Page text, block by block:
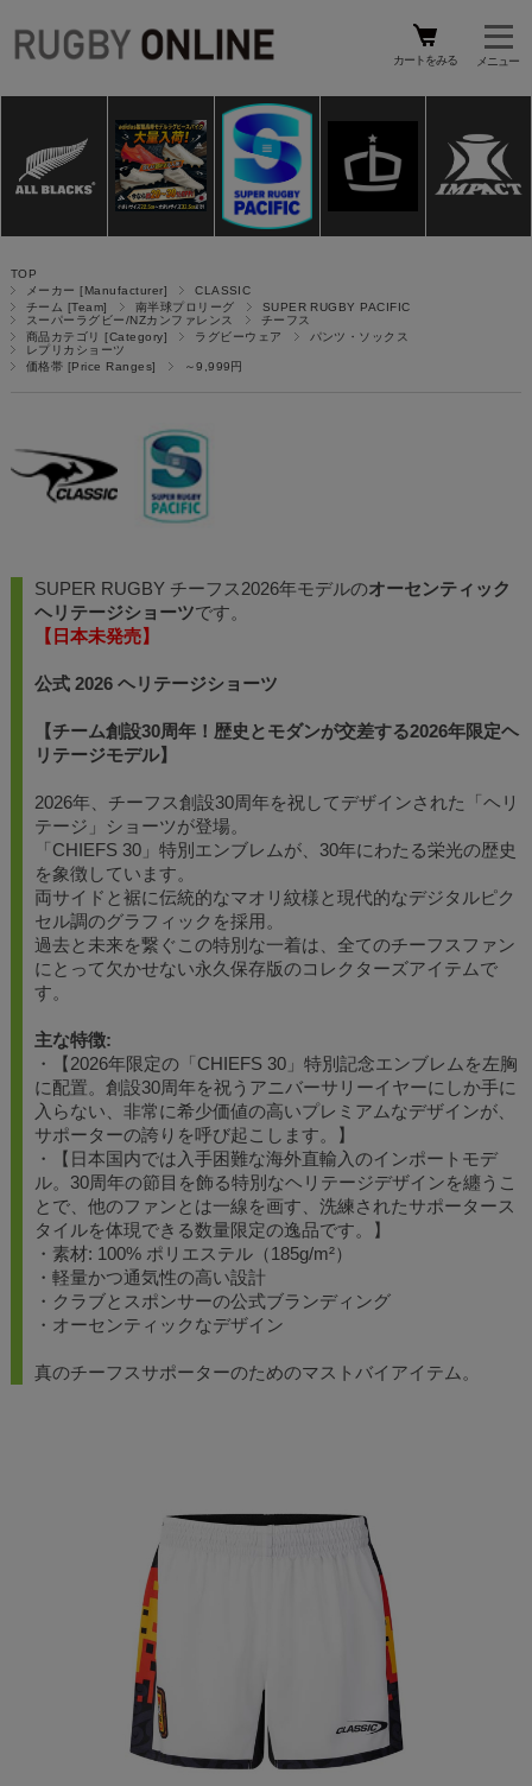
カートをみる
TOP
メーカー [Manufacturer]
CLASSIC
チーム [Team]
南半球プロリーグ
SUPER RUGBY PACIFIC
スーパーラグビー/NZカンファレンス
チーフス
商品カテゴリ [Category]
ラグビーウェア
パンツ・ソックス
レプリカショーツ
価格帯 [Price Ranges]
～9,999円
SUPER RUGBY チーフス2026年モデルのオーセンティック
ヘリテージショーツです。
【日本未発売】
公式 2026 ヘリテージショーツ
【チーム創設30周年！歴史とモダンが交差する2026年限定ヘ
リテージモデル】
2026年、チーフス創設30周年を祝してデザインされた「ヘリ
テージ」ショーツが登場。
「CHIEFS 30」特別エンブレムが、30年にわたる栄光の歴史
を象徴しています。
両サイドと裾に伝統的なマオリ紋様と現代的なデジタルピク
セル調のグラフィックを採用。
過去と未来を繋ぐこの特別な一着は、全てのチーフスファン
にとって欠かせない永久保存版のコレクターズアイテムで
す。
主な特徴:
・【2026年限定の「CHIEFS 30」特別記念エンブレムを左胸
に配置。創設30周年を祝うアニバーサリーイヤーにしか手に
入らない、非常に希少価値の高いプレミアムなデザインが、
サポーターの誇りを呼び起こします。】
・【日本国内では入手困難な海外直輸入のインポートモデ
ル。30周年の節目を飾る特別なヘリテージデザインを纏うこ
とで、他のファンとは一線を画す、洗練されたサポータース
タイルを体現できる数量限定の逸品です。】
・素材: 100% ポリエステル（185g/m²）
・軽量かつ通気性の高い設計
・クラブとスポンサーの公式ブランディング
・オーセンティックなデザイン
真のチーフスサポーターのためのマストバイアイテム。